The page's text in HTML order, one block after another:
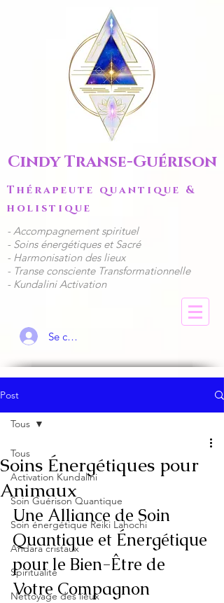
Cindy Transe-Guérison
Thérapeute quantique &
holistique
​- Accompagnement spirituel
​​- Soins énergétiques et Sacré
- Harmonisation des lieux
- Transe consciente Transformationnelle
- Kundalini Activation
Se connecter
Post
Tous
Activation Kundalini
Soin Guérison Quantique
Soin énergétique Reiki Lahochi
Andara cristaux
Spiritualité
Nettoyage des lieux
Tous
Soins Énergétiques pour
Animaux
Une Alliance de Soin
Quantique et Énergétique
pour le Bien-Être de
Votre Compagnon